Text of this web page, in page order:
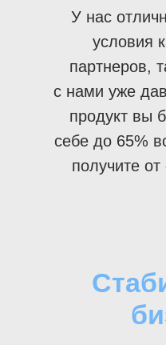
У нас
условия
партнеров,
с нами уже
продукт вы
себе до 65%
получите